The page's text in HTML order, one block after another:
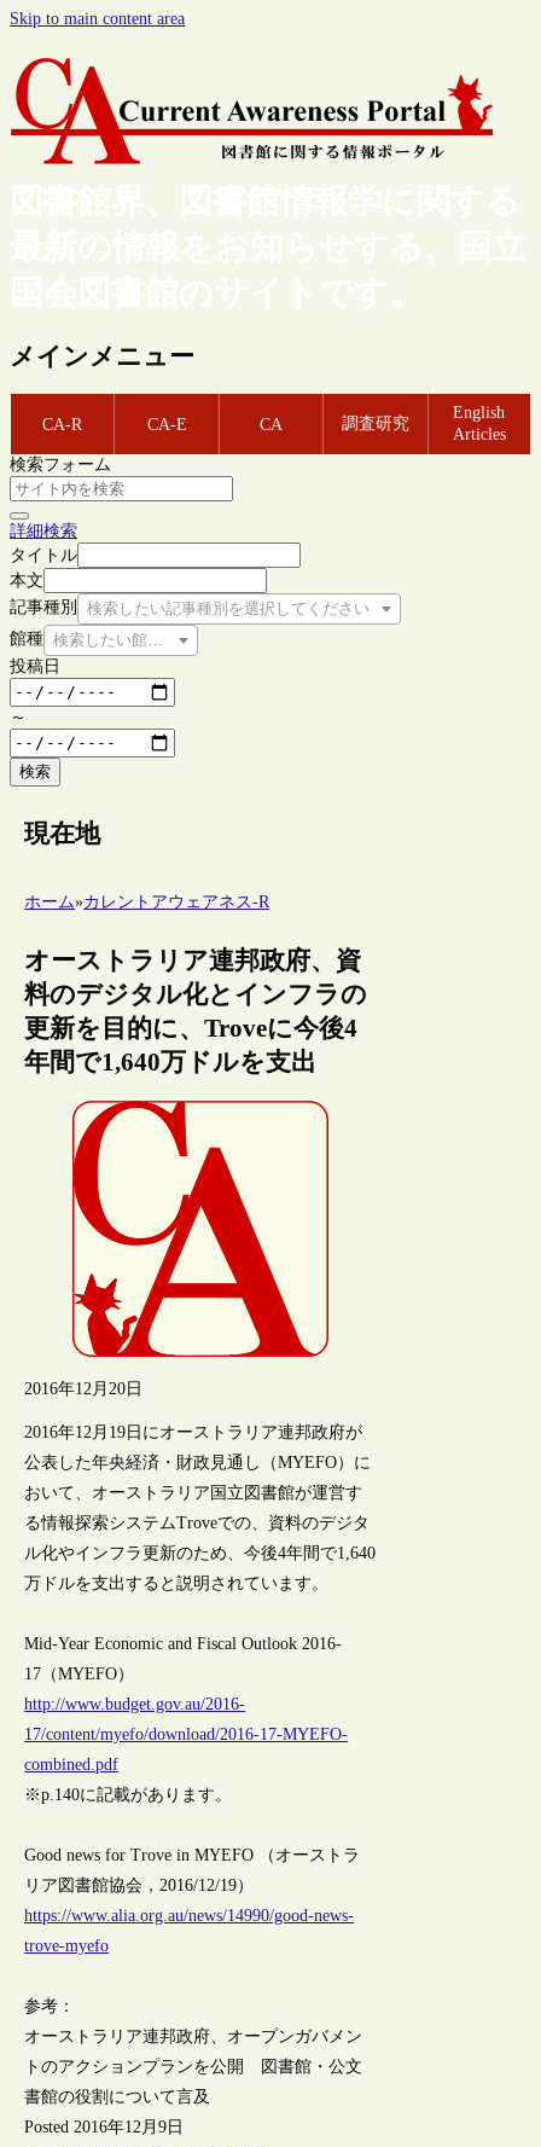
Skip to main content area
図書館界、図書館情報学に関する
最新の情報をお知らせする、国立
国会図書館のサイトです。
メインメニュー
CA-R CA-E CA 調査研究
English
Articles
検索フォーム
詳細検索
タイトル
本文
記事種別
検索したい記事種別を選択してください
館種 検索したい館種を選択してください
投稿日
～
検索
現在地
ホーム»カレントアウェアネス-R
オーストラリア連邦政府、資
料のデジタル化とインフラの
更新を目的に、Troveに今後4
年間で1,640万ドルを支出
2016年12月20日
2016年12月19日にオーストラリア連邦政府が
公表した年央経済・財政見通し（MYEFO）に
おいて、オーストラリア国立図書館が運営す
る情報探索システムTroveでの、資料のデジタ
ル化やインフラ更新のため、今後4年間で1,640
万ドルを支出すると説明されています。
Mid-Year Economic and Fiscal Outlook 2016-
17（MYEFO）
http://www.budget.gov.au/2016-
17/content/myefo/download/2016-17-MYEFO-
combined.pdf
※p.140に記載があります。
Good news for Trove in MYEFO （オーストラ
リア図書館協会，2016/12/19）
https://www.alia.org.au/news/14990/good-news-
trove-myefo
参考：
オーストラリア連邦政府、オープンガバメン
トのアクションプランを公開 図書館・公文
書館の役割について言及
Posted 2016年12月9日